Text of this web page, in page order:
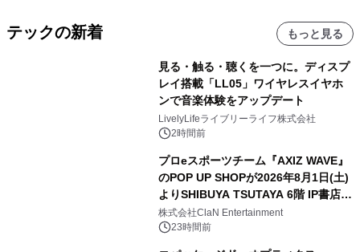
テックの新着 もっと見る
見る・触る・聴くを一つに。ディスプ
レイ搭載「LL05」ワイヤレスイヤホ
ンで音楽体験をアップデート
LivelyLifeライブリーライフ株式会社
2時間前
プロeスポーツチーム『AXIZ WAVE』
のPOP UP SHOPが2026年8月1日(土)
よりSHIBUYA TSUTAYA 6階 IP書店で
開催決定！！
株式会社ClaN Entertainment
23時間前